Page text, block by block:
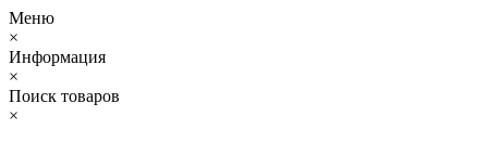
Меню
×
Информация
×
Поиск товаров
×